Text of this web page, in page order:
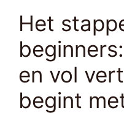
Het
en vol
begint